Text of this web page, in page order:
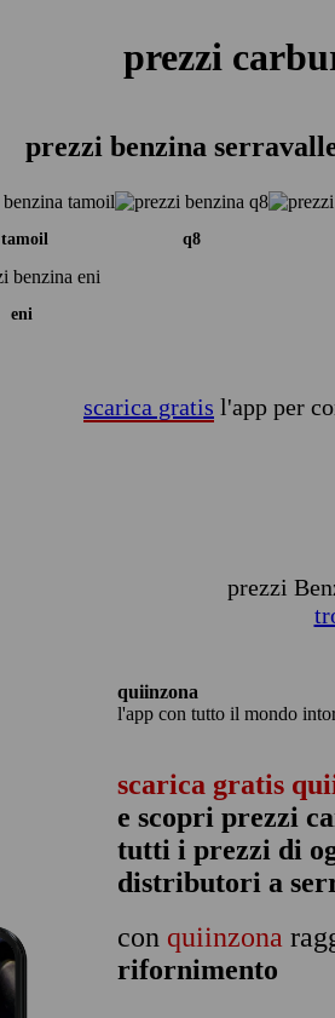
prezzi
prezzi benzina
tamoil q8
eni
scarica gratis l'app per
prezzi
quiinzona
l'app con tutto il mondo
scarica gratis
e scopri prezzi
tutti i prezzi di
distributori a
con quiinzona
rifornimento